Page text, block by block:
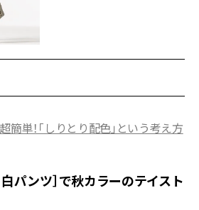
簡単！「しりとり配色」という考え方
パンツ］で秋カラーのテイスト